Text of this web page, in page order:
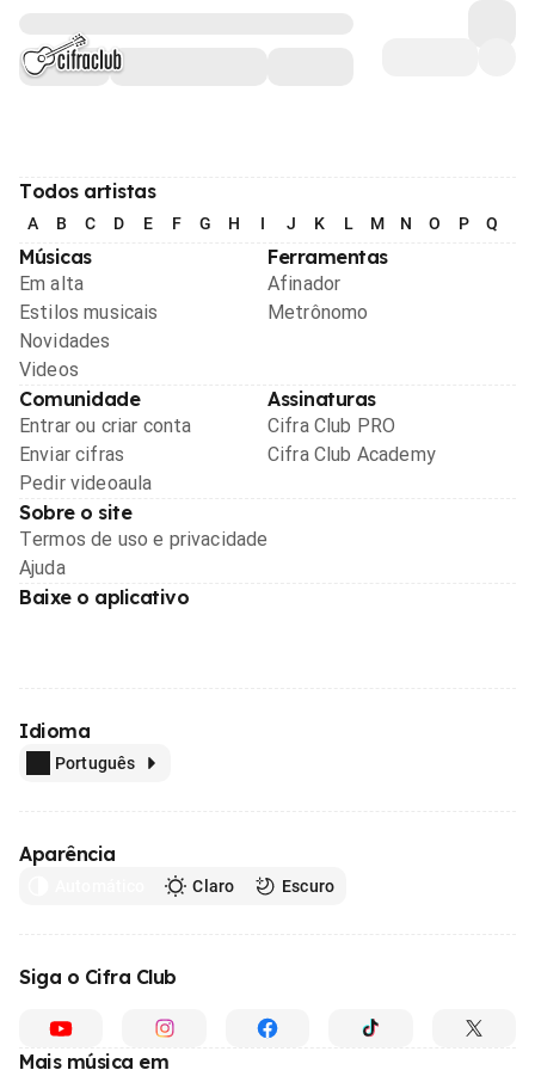
Todos artistas
A B C D E F G H I J K L M N O P Q
Músicas
Em alta
Estilos musicais
Novidades
Videos
Ferramentas
Afinador
Metrônomo
Comunidade
Entrar ou criar conta
Enviar cifras
Pedir videoaula
Assinaturas
Cifra Club PRO
Cifra Club Academy
Sobre o site
Termos de uso e privacidade
Ajuda
Baixe o aplicativo
Idioma
Português
Aparência
Claro Escuro
Siga o Cifra Club
Mais música em